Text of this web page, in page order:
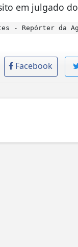
em julgado
- Repórter da
Facebook